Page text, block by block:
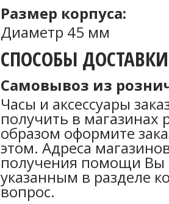
Размер корпуса:
Диаметр 45 мм
СПОСОБЫ
Самовывоз из
Часы и аксессуары
получить в магазинах
образом оформите
этом. Адреса
получения помощи Вы
указанным в разделе
вопрос.